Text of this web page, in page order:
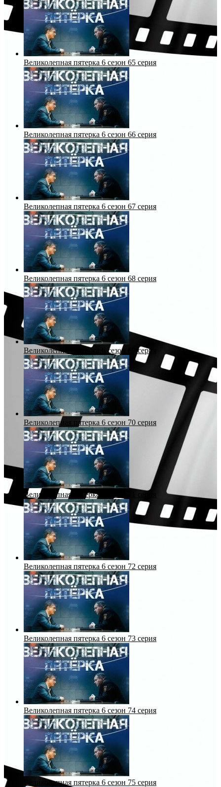
Великолепная пятерка 6 сезон 65 серия
Великолепная пятерка 6 сезон 66 серия
Великолепная пятерка 6 сезон 67 серия
Великолепная пятерка 6 сезон 68 серия
Великолепная пятерка 6 сезон 69 серия
Великолепная пятерка 6 сезон 70 серия
Великолепная пятерка 6 сезон 71 серия
Великолепная пятерка 6 сезон 72 серия
Великолепная пятерка 6 сезон 73 серия
Великолепная пятерка 6 сезон 74 серия
Великолепная пятерка 6 сезон 75 серия